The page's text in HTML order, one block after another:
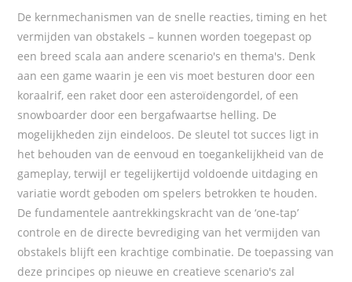
De kernmechanismen van de snelle reacties, timing en het
vermijden van obstakels – kunnen worden toegepast op
een breed scala aan andere scenario's en thema's. Denk
aan een game waarin je een vis moet besturen door een
koraalrif, een raket door een asteroïdengordel, of een
snowboarder door een bergafwaartse helling. De
mogelijkheden zijn eindeloos. De sleutel tot succes ligt in
het behouden van de eenvoud en toegankelijkheid van de
gameplay, terwijl er tegelijkertijd voldoende uitdaging en
variatie wordt geboden om spelers betrokken te houden.
De fundamentele aantrekkingskracht van de ‘one-tap’
controle en de directe bevrediging van het vermijden van
obstakels blijft een krachtige combinatie. De toepassing van
deze principes op nieuwe en creatieve scenario's zal